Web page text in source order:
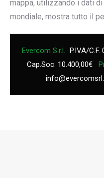
mappa, utilizzando i dati
mondiale, mostra tutto il
Evercom S.r.l. P.IVA/C.F.
Cap.Soc. 10.400,00€